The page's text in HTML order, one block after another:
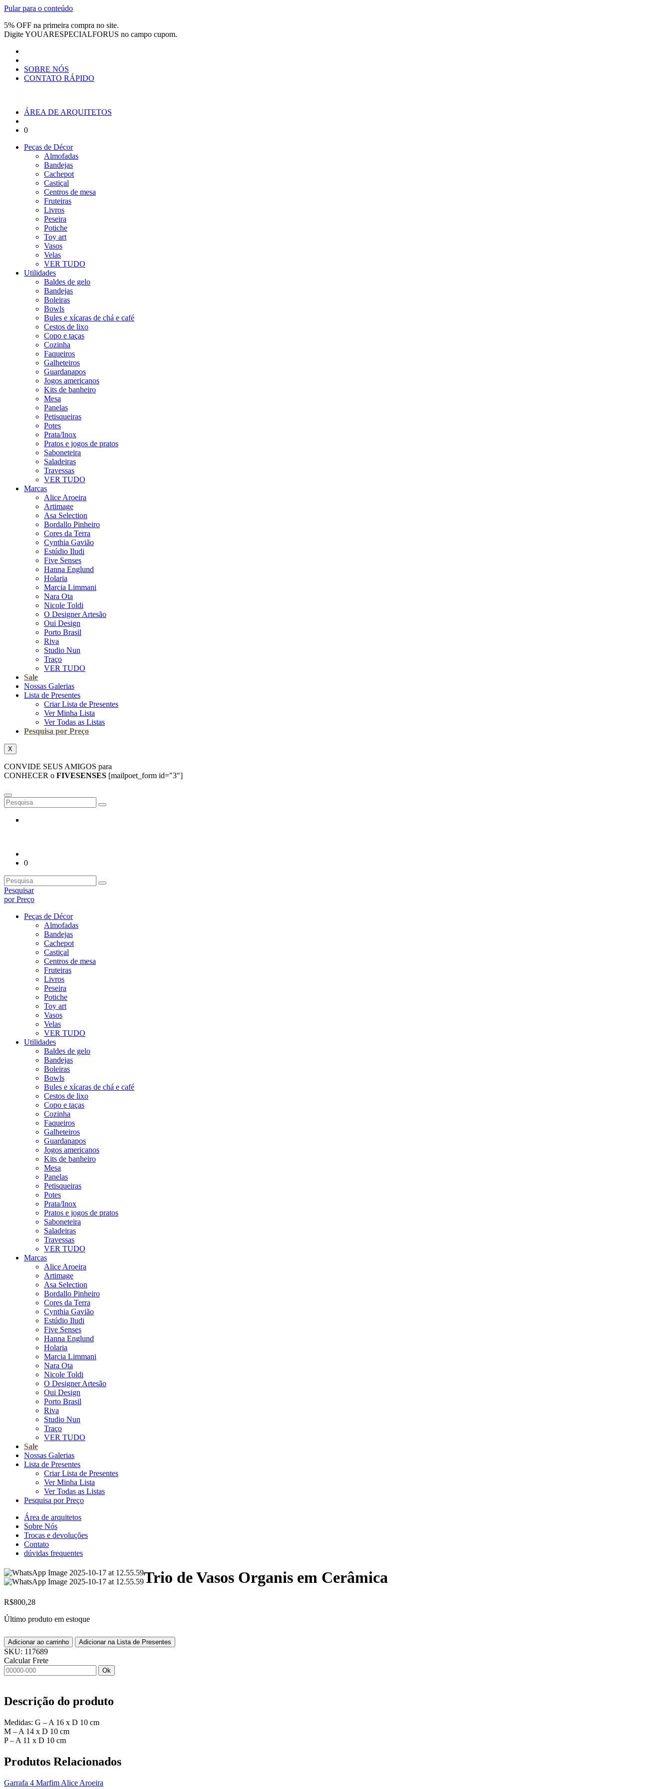
Pular para o conteúdo
5% OFF na primeira compra no site.
DigiteYOUARESPECIALFORUS no campo cupom.
SOBRE NÓS
CONTATO RÁPIDO
ÁREA DE ARQUITETOS
0
Peças de Décor
Almofadas
Bandejas
Cachepot
Castiçal
Centros de mesa
Fruteiras
Livros
Peseira
Potiche
Toy art
Vasos
Velas
VER TUDO
Utilidades
Baldes de gelo
Bandejas
Boleiras
Bowls
Bules e xícaras de chá e café
Cestos de lixo
Copo e taças
Cozinha
Faqueiros
Galheteiros
Guardanapos
Jogos americanos
Kits de banheiro
Mesa
Panelas
Petisqueiras
Potes
Prata/Inox
Pratos e jogos de pratos
Saboneteira
Saladeiras
Travessas
VER TUDO
Marcas
Alice Aroeira
Artimage
Asa Selection
Bordallo Pinheiro
Cores da Terra
Cynthia Gavião
Estúdio Iludi
Five Senses
Hanna Englund
Holaria
Marcia Limmani
Nara Ota
Nicole Toldi
O Designer Artesão
Oui Design
Porto Brasil
Riva
Studio Nun
Traço
VER TUDO
Sale
Nossas Galerias
Lista de Presentes
Criar Lista de Presentes
Ver Minha Lista
Ver Todas as Listas
Pesquisa por Preço
X
CONVIDE SEUS AMIGOS para
CONHECER o FIVESENSES [mailpoet_form id="3"]
0
Pesquisar
por Preço
Peças de Décor
Almofadas
Bandejas
Cachepot
Castiçal
Centros de mesa
Fruteiras
Livros
Peseira
Potiche
Toy art
Vasos
Velas
VER TUDO
Utilidades
Baldes de gelo
Bandejas
Boleiras
Bowls
Bules e xícaras de chá e café
Cestos de lixo
Copo e taças
Cozinha
Faqueiros
Galheteiros
Guardanapos
Jogos americanos
Kits de banheiro
Mesa
Panelas
Petisqueiras
Potes
Prata/Inox
Pratos e jogos de pratos
Saboneteira
Saladeiras
Travessas
VER TUDO
Marcas
Alice Aroeira
Artimage
Asa Selection
Bordallo Pinheiro
Cores da Terra
Cynthia Gavião
Estúdio Iludi
Five Senses
Hanna Englund
Holaria
Marcia Limmani
Nara Ota
Nicole Toldi
O Designer Artesão
Oui Design
Porto Brasil
Riva
Studio Nun
Traço
VER TUDO
Sale
Nossas Galerias
Lista de Presentes
Criar Lista de Presentes
Ver Minha Lista
Ver Todas as Listas
Pesquisa por Preço
Área de arquitetos
Sobre Nós
Trocas e devoluções
Contato
dúvidas frequentes
Trio de Vasos Organis em Cerâmica
R$800,28
Último produto em estoque
Adicionar ao carrinho Adicionar na Lista de Presentes
SKU: 117689
Calcular Frete
Ok
Descrição do produto
Medidas: G – A 16 x D 10 cm
M – A 14 x D 10 cm
P – A 11 x D 10 cm
Produtos Relacionados
Garrafa 4 Marfim Alice Aroeira